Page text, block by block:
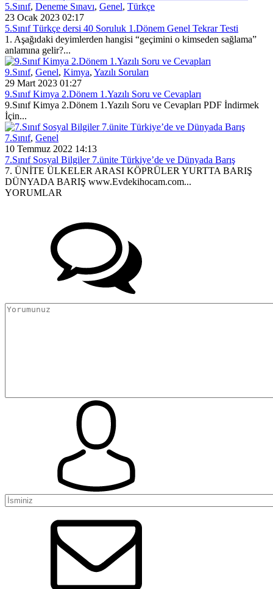
5.Sınıf, Deneme Sınavı, Genel, Türkçe
23 Ocak 2023 02:17
5.Sınıf Türkçe dersi 40 Soruluk 1.Dönem Genel Tekrar Testi
1. Aşağıdaki deyimlerden hangisi “geçimini o kimseden sağlama”
anlamına gelir?...
9.Sınıf, Genel, Kimya, Yazılı Soruları
29 Mart 2023 01:27
9.Sınıf Kimya 2.Dönem 1.Yazılı Soru ve Cevapları
9.Sınıf Kimya 2.Dönem 1.Yazılı Soru ve Cevapları PDF İndirmek
İçin...
7.Sınıf, Genel
10 Temmuz 2022 14:13
7.Sınıf Sosyal Bilgiler 7.ünite Türkiye’de ve Dünyada Barış
7. ÜNİTE ÜLKELER ARASI KÖPRÜLER YURTTA BARIŞ
DÜNYADA BARIŞ www.Evdekihocam.com...
YORUMLAR